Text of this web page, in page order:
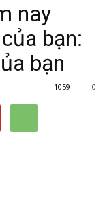
nay
bạn:
bạn
0
1059